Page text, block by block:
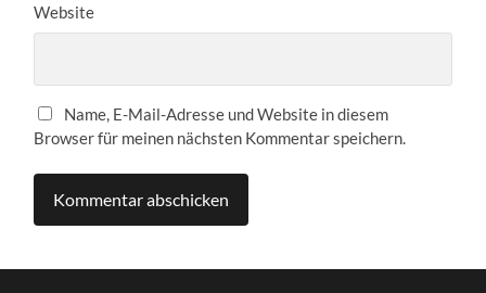
Website
Name, E-Mail-Adresse und Website in diesem
Browser für meinen nächsten Kommentar speichern.